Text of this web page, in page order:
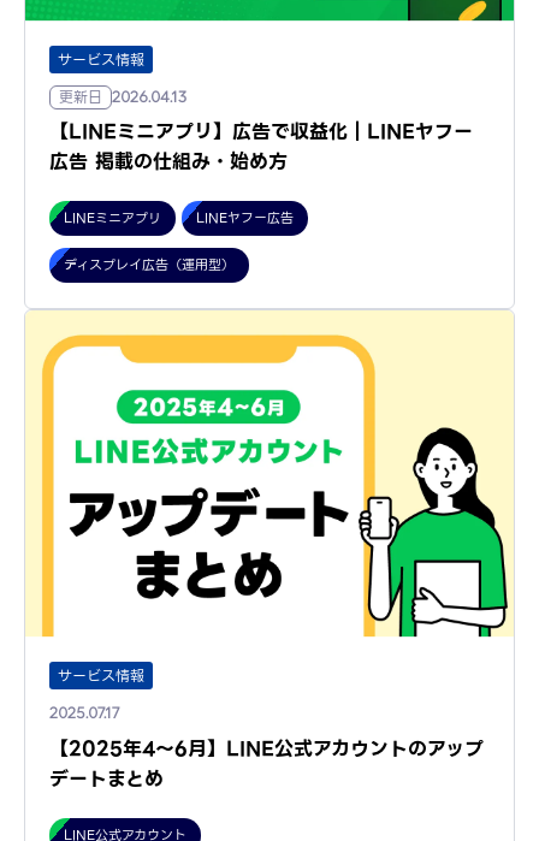
サービス情報
更新日
2026.04.13
【LINEミニアプリ】広告で収益化｜LINEヤフー
広告 掲載の仕組み・始め方
LINEミニアプリ LINEヤフー広告
ディスプレイ広告（運用型）
サービス情報
2025.07.17
【2025年4～6月】LINE公式アカウントのアップ
デートまとめ
LINE公式アカウント